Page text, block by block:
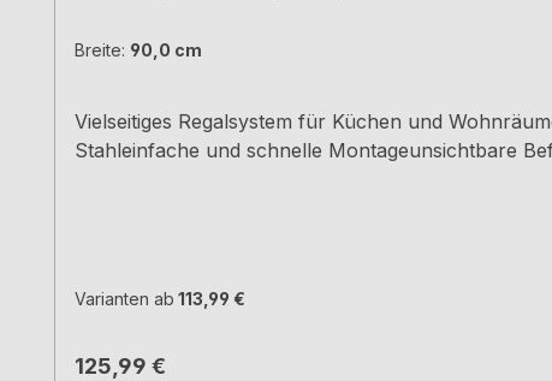
Breite: 90,0 cm
Vielseitiges Regalsystem für Küchen und
Stahleinfache und schnelle Montageunsichtbare
Varianten ab 113,99 €
Regulärer Preis:
125,99 €